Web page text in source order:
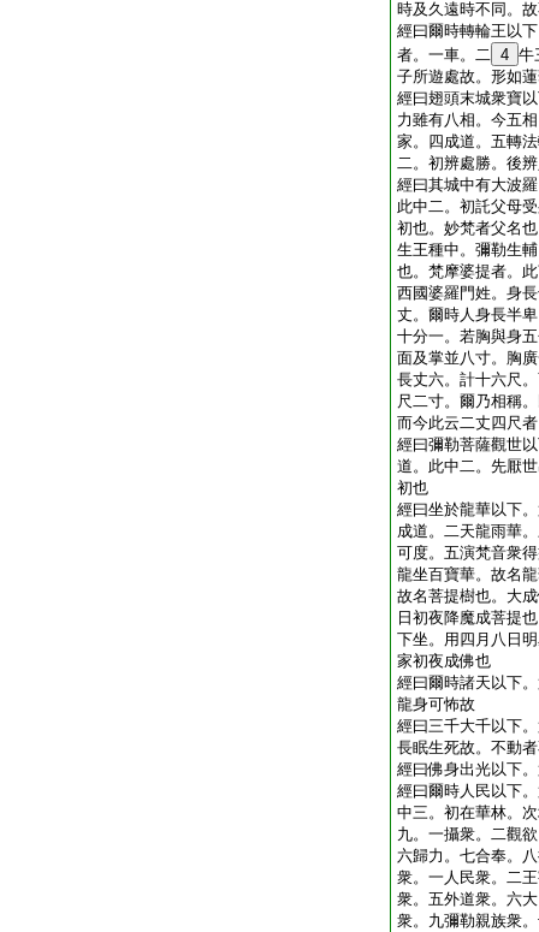
時及久遠時不同。
經曰爾時轉輪王以
者。一車。二 4 牛
子所遊處故。形如
經曰翅頭末城衆寶
力雖有八相。今五
家。四成道。五轉
二。初辨處勝。後
經曰其城中有大波
此中二。初託父母
初也。妙梵者父名
生王種中。彌勒生
也。梵摩婆提者。
西國婆羅門姓。身
丈。爾時人身長半
十分一。若胸與身
面及掌並八寸。胸
長丈六。計十六尺
尺二寸。爾乃相稱
而今此云二丈四尺
經曰彌勒菩薩觀世
道。此中二。先厭
初也
經曰坐於龍華以下
成道。二天龍雨華
可度。五演梵音衆
龍坐百寶華。故名
故名菩提樹也。大
日初夜降魔成菩提
下坐。用四月八日
家初夜成佛也
經曰爾時諸天以下
龍身可怖故
經曰三千大千以下
長眠生死故。不動
經曰佛身出光以下
經曰爾時人民以下
中三。初在華林。
九。一攝衆。二觀
六歸力。七合奉。
衆。一人民衆。二
衆。五外道衆。六
衆。九彌勒親族衆